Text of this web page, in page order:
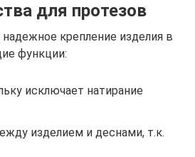
для протезов
крепление изделия в
функции:
исключает натирание
изделием и деснами, т.к.